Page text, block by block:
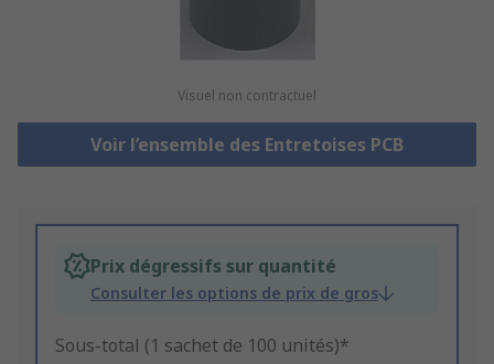
Visuel non contractuel
Voir l’ensemble des Entretoises PCB
Prix dégressifs sur quantité
Consulter les options de prix de gros
Sous-total (1 sachet de 100 unités)*